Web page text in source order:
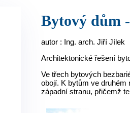
Bytový
autor : Ing. arch. Jiří Jílek
Architektonické řešení
Ve třech bytových
obojí. K bytům ve druhém
západní stranu, přičemž